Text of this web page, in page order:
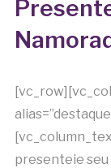
presenteie seu